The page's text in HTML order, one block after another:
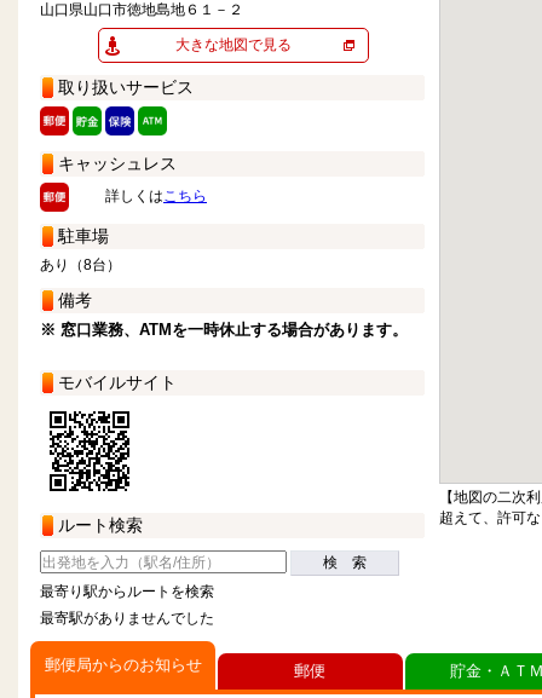
山口県山口市徳地島地６１－２
大きな地図で見る
取り扱いサービス
キャッシュレス
詳しくはこちら
駐車場
あり（8台）
備考
※ 窓口業務、ATMを一時休止する場合があります。
モバイルサイト
ルート検索
検 索
最寄り駅からルートを検索
最寄駅がありませんでした
【地図の二次
超えて、許可
郵便局からのお知らせ 郵便 貯金・ＡＴ